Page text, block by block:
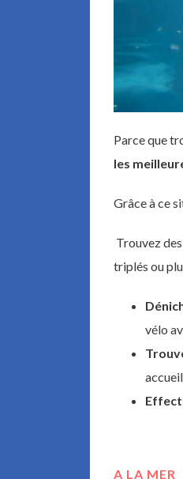
Parce que
les
Grâce à ce
Trouvez des
triplés ou
vélo
A LA MER